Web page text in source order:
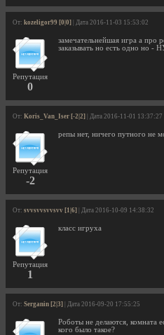
От: kozeligor99 [0|0] | Дата 2016-11-03 15:53:02
Репутация
0
замечательнейшая игра а про
заказывать но есть одно
От: Koris_Van_Iser [-2|2] | Дата 2016-11-01 13:37:27
Репутация
-2
репы нет, ничего путного не
От: svvsvvsvvsvv [1|6] | Дата 2016-10-09 14:38:32
Репутация
1
класс игруха
От: Serganin [2|3] | Дата 2016-09-20 17:55:25
Роботы не делаются, комната
кого было такое?